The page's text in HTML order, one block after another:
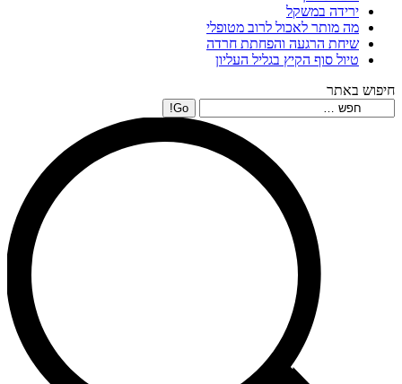
ירידה במשקל
מה מותר לאכול לרוב מטופלי
שיחת הרגעה והפחתת חרדה
טיול סוף הקיץ בגליל העליון
חיפוש באתר
Search: